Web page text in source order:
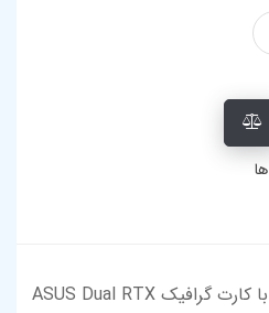
افزایش قدرت گیمینگ خود را با کارت گرافیک ASUS Dual RTX